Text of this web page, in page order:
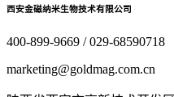
西安金磁纳米生物技术有限公司
400-899-9669 / 029-68590718
marketing@goldmag.com.cn